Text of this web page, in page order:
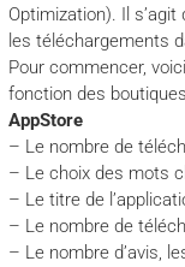
Optimization). Il
les téléchargements
Pour commencer,
fonction des
AppStore
– Le nombre de
– Le choix des mots
– Le titre de
– Le nombre de
– Le nombre d’avis,